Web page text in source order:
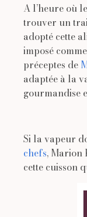
A l’heure où
trouver un
adopté cette
imposé
préceptes de
adaptée à la
gourmandise
Si la vapeur
chefs, Marion
cette cuisson